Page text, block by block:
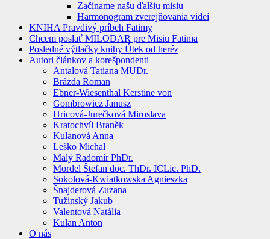
Začíname našu ďalšiu misiu
Harmonogram zverejňovania videí
KNIHA Pravdivý príbeh Fatimy
Chcem poslať MILODAR pre Misiu Fatima
Posledné výtlačky knihy Útek od heréz
Autori článkov a korešpondenti
Antalová Tatiana MUDr.
Brázda Roman
Ebner-Wiesenthal Kerstine von
Gombrowicz Janusz
Hricová-Jurečková Miroslava
Kratochvíl Braněk
Kulanová Anna
Leško Michal
Malý Radomír PhDr.
Mordel Štefan doc. ThDr. ICLic. PhD.
Sokolová-Kwiatkowska Agnieszka
Šnajderová Zuzana
Tužinský Jakub
Valentová Natália
Kulan Anton
O nás